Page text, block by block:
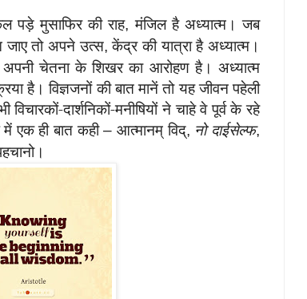
पड़े मुसाफिर की राह,मंजिल है अध्यात्म। जब
तो अपने उत्स, केंद्र की यात्रा है अध्यात्म।
चेतना के शिखर का आरोहण है। अध्यात्म
है। विज्ञजनों की बात मानें तो यह जीवन पहेली
दार्शनिकों-मनीषियों ने चाहे वे पूर्व के रहे
एक ही बात कही–आत्मानम् विद्, नो दाईसेल्फ,